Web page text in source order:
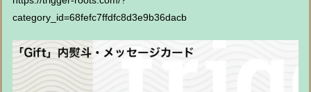
category_id=68fefc7ffdfc8d3e9b36dacb